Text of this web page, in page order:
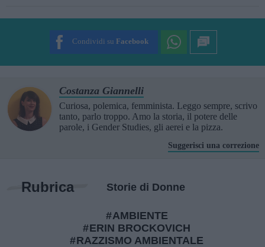
Condividi su Facebook
Costanza Giannelli
Curiosa, polemica, femminista. Leggo sempre, scrivo
tanto, parlo troppo. Amo la storia, il potere delle
parole, i Gender Studies, gli aerei e la pizza.
Suggerisci una correzione
Rubrica Storie di Donne
AMBIENTE
ERIN BROCKOVICH
RAZZISMO AMBIENTALE